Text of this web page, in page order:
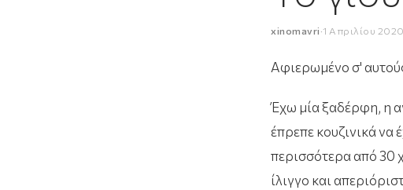
xinomavri·1 Απριλίου 2020
Αφιερωμένο σ'
Έχω μία ξαδέρφη, η
έπρεπε κουζινικά να
περισσότερα από 30
ίλιγγο και